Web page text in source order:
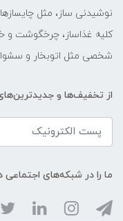
نوشیدنی ساز، مثل
کلیه غذاساز، چرخگوشت و
شخصی مثل اتوبخار و
از تخفیف‌ها و
ما را در شبکه‌های اجتماعی